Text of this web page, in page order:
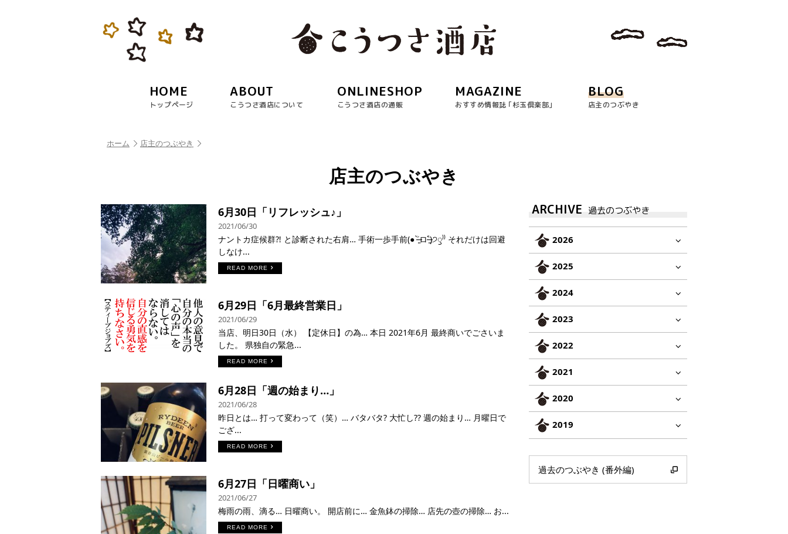
HOME
トップページ
ABOUT
こうつさ酒店について
ONLINESHOP
こうつさ酒店の通販
MAGAZINE
おすすめ情報誌 ｢杉玉倶楽部｣
BLOG
店主のつぶやき
ホーム 店主のつぶやき
店主のつぶやき
6月30日「リフレッシュ♪」
2021/06/30
ナントカ症候群⁈ と診断された右肩… 手術一歩手前(● ˃̶͈̀ロ˂̶͈́)੭ꠥ⁾⁾ それだけは回避
しなけ...
READ MORE
6月29日「6月最終営業日」
2021/06/29
当店、明日30日（水） 【定休日】の為… 本日 2021年6月 最終商いでごさいま
した。 県独自の緊急...
READ MORE
6月28日「週の始まり…」
2021/06/28
昨日とは… 打って変わって（笑）… バタバタ? 大忙し?? 週の始まり… 月曜日で
ござ...
READ MORE
6月27日「日曜商い」
2021/06/27
梅雨の雨、滴る… 日曜商い。 開店前に… 金魚鉢の掃除… 店先の壺の掃除… お...
READ MORE
ARCHIVE 過去のつぶやき
2026
2025
2024
2023
2022
2021
2020
2019
過去のつぶやき (番外編)